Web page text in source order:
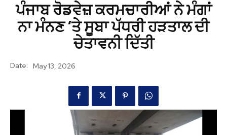
ਪੰਜਾਬ ਰੋਡਵੇਜ਼ ਕਰਮਚਾਰੀਆਂ ਨੇ ਮੰਗਾਂ
ਨਾ ਮੰਨਣ ’ਤੇ ਸੂਬਾ ਪੱਧਰੀ ਹੜਤਾਲ ਦੀ
ਚੇਤਾਵਨੀ ਦਿੱਤੀ
Date: May 13, 2026